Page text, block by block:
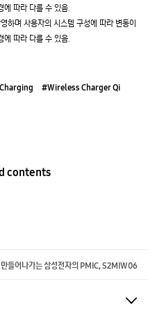
에 따라 다를 수 있음.
하며 사용자의 시스템 구성에 따라 변동이
에 따라 다를 수 있음.
#Wireless Charger Qi
contents
만들어나가는 삼성전자의 PMIC, S2MIW06